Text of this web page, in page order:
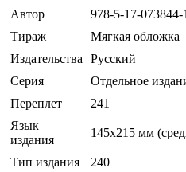
Автор
978-5-17-073844-1
Тираж
Мягкая обложка
Издательства
Русский
Серия
Отдельное
Переплет
241
Язык
издания
145х215 мм
Тип издания
240